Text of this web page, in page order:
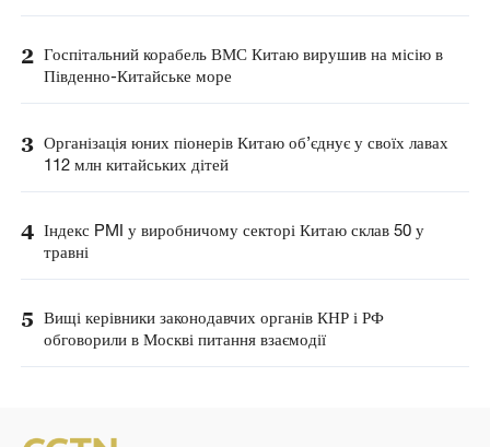
2 Госпітальний корабель ВМС Китаю вирушив на місію в
Південно-Китайське море
3 Організація юних піонерів Китаю об’єднує у своїх лавах
112 млн китайських дітей
4 Індекс PMI у виробничому секторі Китаю склав 50 у
травні
5 Вищі керівники законодавчих органів КНР і РФ
обговорили в Москві питання взаємодії